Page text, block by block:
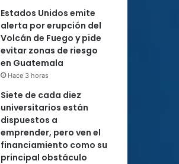
Estados Unidos emite
alerta por erupción del
Volcán de Fuego y pide
evitar zonas de riesgo
en Guatemala
Hace 3 horas
Siete de cada diez
universitarios están
dispuestos a
emprender, pero ven el
financiamiento como su
principal obstáculo